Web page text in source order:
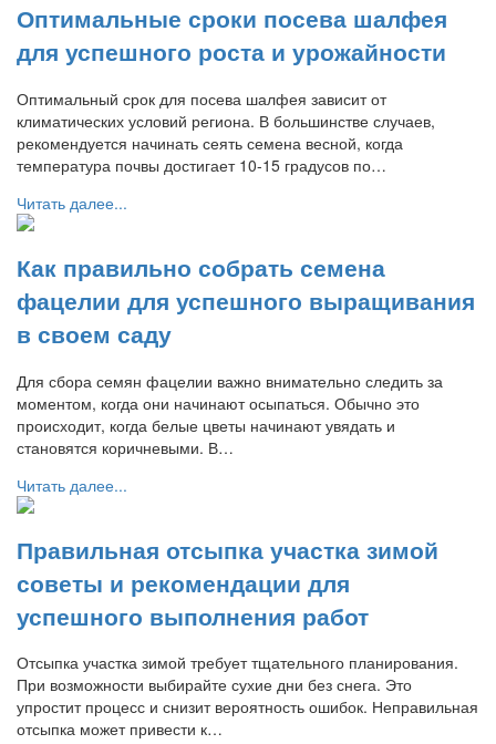
Оптимальные сроки посева шалфея
для успешного роста и урожайности
Оптимальный срок для посева шалфея зависит от
климатических условий региона. В большинстве случаев,
рекомендуется начинать сеять семена весной, когда
температура почвы достигает 10-15 градусов по…
Читать далее...
Как правильно собрать семена
фацелии для успешного выращивания
в своем саду
Для сбора семян фацелии важно внимательно следить за
моментом, когда они начинают осыпаться. Обычно это
происходит, когда белые цветы начинают увядать и
становятся коричневыми. В…
Читать далее...
Правильная отсыпка участка зимой
советы и рекомендации для
успешного выполнения работ
Отсыпка участка зимой требует тщательного планирования.
При возможности выбирайте сухие дни без снега. Это
упростит процесс и снизит вероятность ошибок. Неправильная
отсыпка может привести к…